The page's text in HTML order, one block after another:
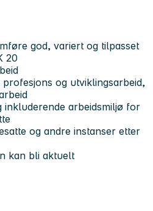
god, variert og tilpasset
20
og utviklingsarbeid,
arbeidsmiljø for
og andre instanser etter
kan bli aktuelt